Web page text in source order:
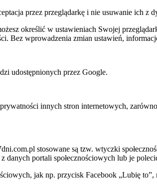
przez przeglądarkę i nie usuwanie ich
określić w ustawieniach Swojej
Bez wprowadzenia zmian ustawień,
udostępnionych przez Google.
innych stron internetowych,
stosowane są tzw. wtyczki
danych portali społecznościowych lub je
jak np. przycisk Facebook „Lubię to”,